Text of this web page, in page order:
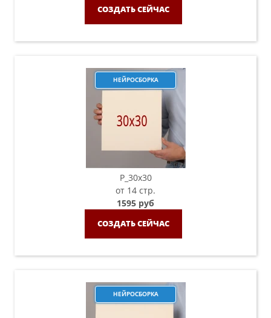
СОЗДАТЬ СЕЙЧАС
НЕЙРОСБОРКА
P_30х30
от 14 стр.
1595 руб
СОЗДАТЬ СЕЙЧАС
НЕЙРОСБОРКА